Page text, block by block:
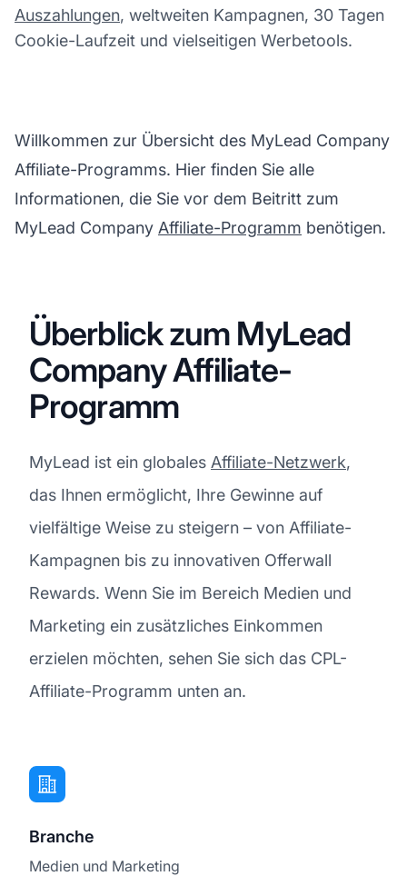
Auszahlungen, weltweiten Kampagnen, 30 Tagen
Cookie-Laufzeit und vielseitigen Werbetools.
Willkommen zur Übersicht des MyLead Company
Affiliate-Programms. Hier finden Sie alle
Informationen, die Sie vor dem Beitritt zum
MyLead Company Affiliate-Programm benötigen.
Überblick zum MyLead
Company Affiliate-
Programm
MyLead ist ein globales Affiliate-Netzwerk,
das Ihnen ermöglicht, Ihre Gewinne auf
vielfältige Weise zu steigern – von Affiliate-
Kampagnen bis zu innovativen Offerwall
Rewards. Wenn Sie im Bereich Medien und
Marketing ein zusätzliches Einkommen
erzielen möchten, sehen Sie sich das CPL-
Affiliate-Programm unten an.
Branche
Medien und Marketing